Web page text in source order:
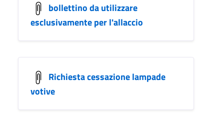
bollettino da utilizzare
esclusivamente per l'allaccio
Richiesta cessazione lampade
votive